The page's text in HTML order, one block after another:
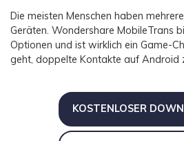
Die meisten Menschen haben
Geräten. Wondershare MobileTrans
Optionen und ist wirklich ein Game-
geht, doppelte Kontakte auf Android
KOSTENLOSER